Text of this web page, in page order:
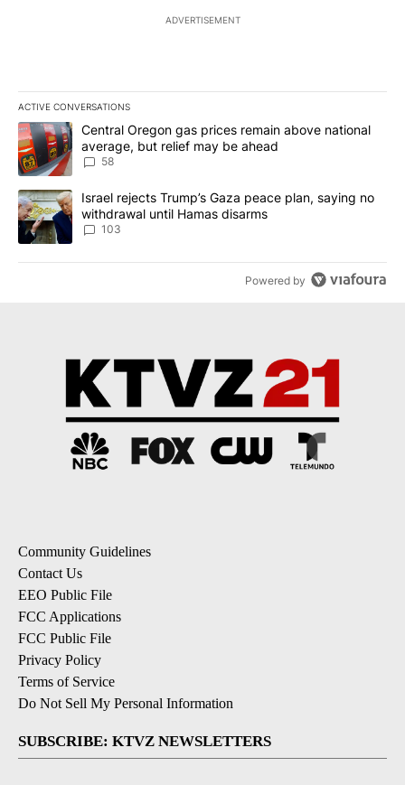
ADVERTISEMENT
ACTIVE CONVERSATIONS
The following is a list of the most commented articles in the last
A trending article titled "Central Oregon gas prices remain
Central Oregon gas prices remain above national
average, but relief may be ahead
58
A trending article titled "Israel rejects Trump’s Gaza peace
Israel rejects Trump’s Gaza peace plan, saying no
withdrawal until Hamas disarms
103
Powered by
Community Guidelines
Contact Us
EEO Public File
FCC Applications
FCC Public File
Privacy Policy
Terms of Service
Do Not Sell My Personal Information
SUBSCRIBE: KTVZ NEWSLETTERS